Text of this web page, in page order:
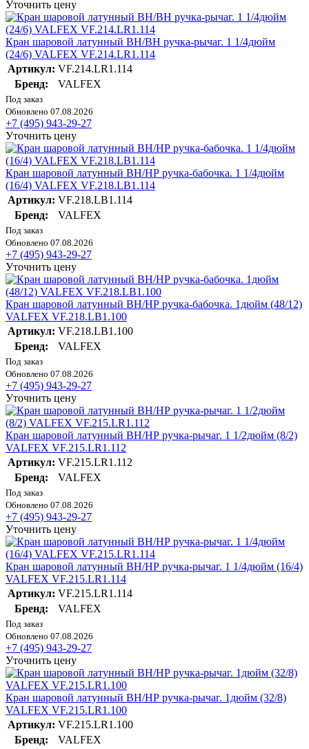
Уточнить цену
Кран шаровой латунный ВН/ВН ручка-рычаг. 1 1/4дюйм
(24/6) VALFEX VF.214.LR1.114
Артикул: VF.214.LR1.114
Бренд:
VALFEX
Под заказ
Обновлено 07.08.2026
+7 (495) 943-29-27
Уточнить цену
Кран шаровой латунный ВН/НР ручка-бабочка. 1 1/4дюйм
(16/4) VALFEX VF.218.LB1.114
Артикул: VF.218.LB1.114
Бренд:
VALFEX
Под заказ
Обновлено 07.08.2026
+7 (495) 943-29-27
Уточнить цену
Кран шаровой латунный ВН/НР ручка-бабочка. 1дюйм (48/12)
VALFEX VF.218.LB1.100
Артикул: VF.218.LB1.100
Бренд:
VALFEX
Под заказ
Обновлено 07.08.2026
+7 (495) 943-29-27
Уточнить цену
Кран шаровой латунный ВН/НР ручка-рычаг. 1 1/2дюйм (8/2)
VALFEX VF.215.LR1.112
Артикул: VF.215.LR1.112
Бренд:
VALFEX
Под заказ
Обновлено 07.08.2026
+7 (495) 943-29-27
Уточнить цену
Кран шаровой латунный ВН/НР ручка-рычаг. 1 1/4дюйм (16/4)
VALFEX VF.215.LR1.114
Артикул: VF.215.LR1.114
Бренд:
VALFEX
Под заказ
Обновлено 07.08.2026
+7 (495) 943-29-27
Уточнить цену
Кран шаровой латунный ВН/НР ручка-рычаг. 1дюйм (32/8)
VALFEX VF.215.LR1.100
Артикул: VF.215.LR1.100
Бренд:
VALFEX